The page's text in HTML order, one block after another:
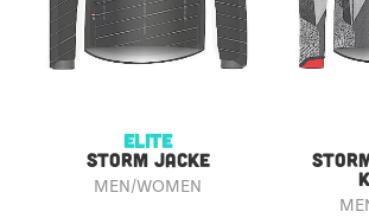
ELITE
STORM JACKE
MEN/WOMEN